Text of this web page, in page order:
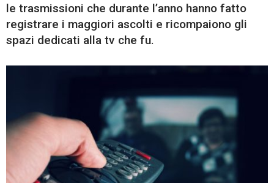
le trasmissioni che durante l’anno hanno fatto
registrare i maggiori ascolti e ricompaiono gli
spazi dedicati alla tv che fu.